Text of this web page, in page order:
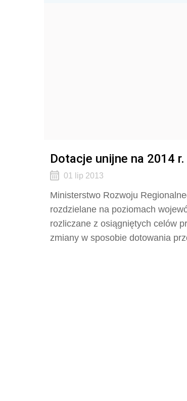
Dotacje unijne na 2014 r.
01 lip 2013
Ministerstwo Rozwoju
rozdzielane na poziomach
rozliczane z osiągniętych celów
zmiany w sposobie dotowania